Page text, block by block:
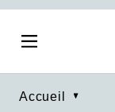
Accueil